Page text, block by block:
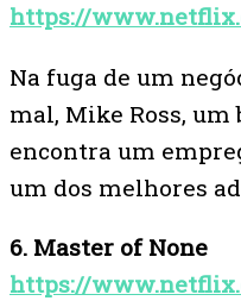
https://
Na fuga de um
mal, Mike Ross,
encontra um
um dos melhores
6. Master of None
https://